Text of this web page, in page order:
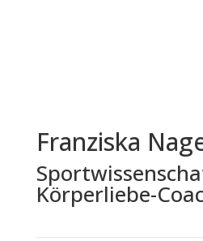
Franziska
Körperliebe-